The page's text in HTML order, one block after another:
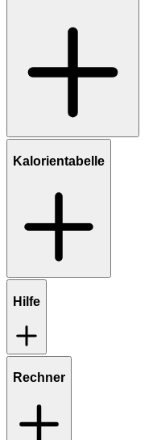
Kalorientabelle
Hilfe
Rechner